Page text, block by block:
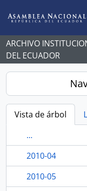
ARCHIVO
DEL ECUADOR
Vista de árbol
...
2010-04
2010-05